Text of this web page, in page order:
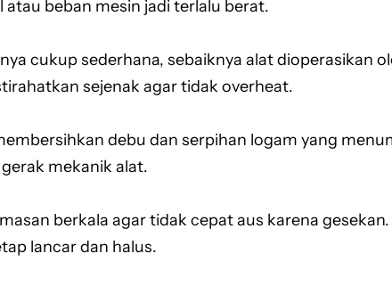
beban mesin jadi terlalu berat.
cukup sederhana, sebaiknya alat dioperasikan
sejenak agar tidak overheat.
debu dan serpihan logam yang
mekanik alat.
berkala agar tidak cepat aus karena
lancar dan halus.